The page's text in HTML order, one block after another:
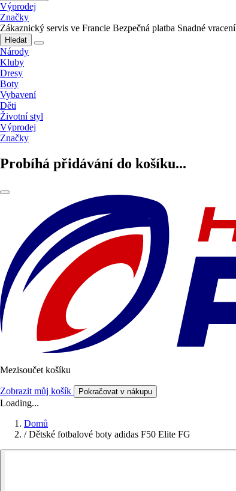
Výprodej
Značky
Zákaznický servis ve Francie Bezpečná platba Snadné vracení
Hledat
Národy
Kluby
Dresy
Boty
Vybavení
Děti
Životní styl
Výprodej
Značky
Probíhá přidávání do košíku...
Mezisoučet košíku
Zobrazit můj košík Pokračovat v nákupu
Loading...
Domů
/ Dětské fotbalové boty adidas F50 Elite FG